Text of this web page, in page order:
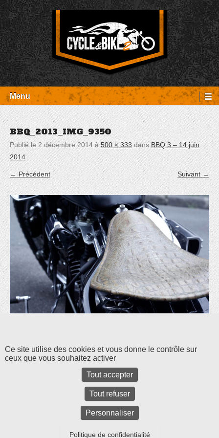
Aller
au
contenu
Cycle et Bike
Entretien Harley-Davidson, préparation et custom, boutique, pièces
détachées Rambouillet
Menu
BBQ_2013_IMG_9350
Publié le 2 décembre 2014à500 × 333dansBBQ 3 – 14 juin
2014
← Précédent Suivant →
Panneau de gestion des cookies
Ce site utilise des cookies et vous donne le contrôle sur
ceux que vous souhaitez activer
Tout accepter
Tout refuser
Personnaliser
Politique de confidentialité